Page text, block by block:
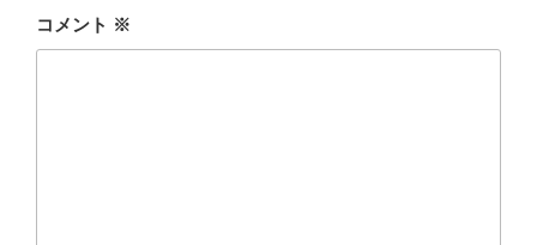
コメント ※